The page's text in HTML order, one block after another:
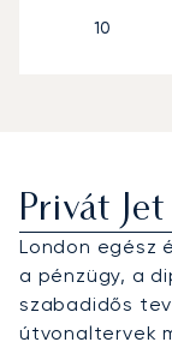
10
Privát
London egész
a pénzügy, a
szabadidős
útvonaltervek